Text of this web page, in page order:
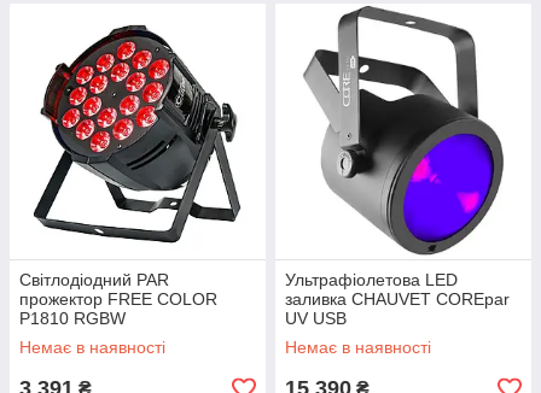
Світлодіодний PAR
прожектор FREE COLOR
P1810 RGBW
Немає в наявності
3 391 ₴
Ультрафіолетова LED
заливка CHAUVET COREpar
UV USB
Немає в наявності
15 390 ₴